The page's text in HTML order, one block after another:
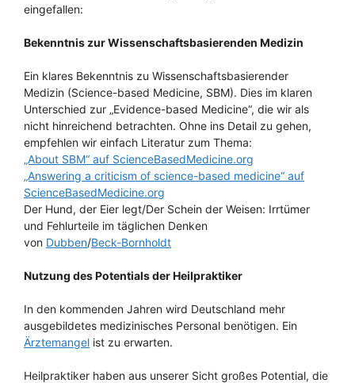
eingefallen:
Bekenntnis zur Wissenschaftsbasierenden Medizin
Ein klares Bekenntnis zu Wissenschaftsbasierender
Medizin (Science-based Medicine, SBM). Dies im klaren
Unterschied zur „Evidence-based Medicine“, die wir als
nicht hinreichend betrachten. Ohne ins Detail zu gehen,
empfehlen wir einfach Literatur zum Thema:
„About SBM“ auf ScienceBasedMedicine.org
„Answering a criticism of science-based medicine“ auf
ScienceBasedMedicine.org
Der Hund, der Eier legt/Der Schein der Weisen: Irrtümer
und Fehlurteile im täglichen Denken
von Dubben/Beck-Bornholdt
Nutzung des Potentials der Heilpraktiker
In den kommenden Jahren wird Deutschland mehr
ausgebildetes medizinisches Personal benötigen. Ein
Ärztemangel ist zu erwarten.
Heilpraktiker haben aus unserer Sicht großes Potential, die